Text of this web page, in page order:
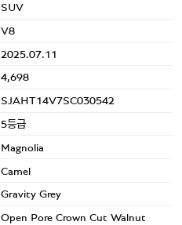
SUV
V8
2025.07.11
4,698
SJAHT14V7SC030542
5등급
Magnolia
Camel
Gravity Grey
Open Pore Crown Cut Walnut